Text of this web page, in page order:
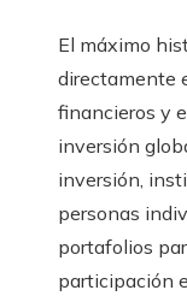
El máximo
directamente
financieros y
inversión
inversión,
personas
portafolios
participación